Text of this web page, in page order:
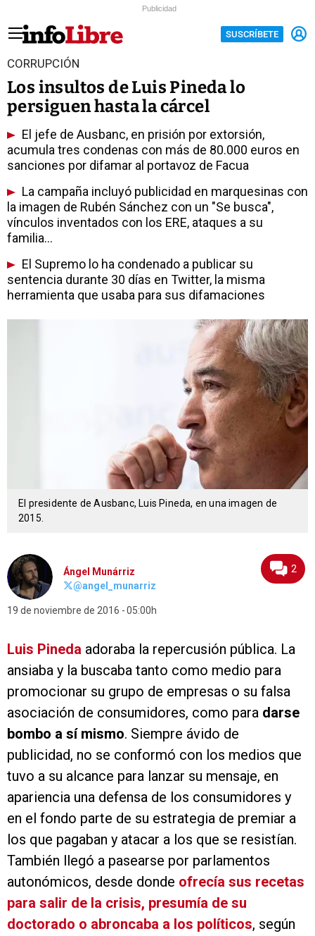
Publicidad
SUSCRÍBETE
CORRUPCIÓN
Los insultos de Luis Pineda lo
persiguen hasta la cárcel
El jefe de Ausbanc, en prisión por extorsión,
acumula tres condenas con más de 80.000 euros en
sanciones por difamar al portavoz de Facua
La campaña incluyó publicidad en marquesinas con
la imagen de Rubén Sánchez con un "Se busca",
vínculos inventados con los ERE, ataques a su
familia...
El Supremo lo ha condenado a publicar su
sentencia durante 30 días en Twitter, la misma
herramienta que usaba para sus difamaciones
El presidente de Ausbanc, Luis Pineda, en una imagen de
2015.
Ángel Munárriz
@angel_munarriz
19 de noviembre de 2016 05:00h
2
Luis Pineda adoraba la repercusión pública. La
ansiaba y la buscaba tanto como medio para
promocionar su grupo de empresas o su falsa
asociación de consumidores, como para darse
bombo a sí mismo. Siempre ávido de
publicidad, no se conformó con los medios que
tuvo a su alcance para lanzar su mensaje, en
apariencia una defensa de los consumidores y
en el fondo parte de su estrategia de premiar a
los que pagaban y atacar a los que se resistían.
También llegó a pasearse por parlamentos
autonómicos, desde donde ofrecía sus recetas
para salir de la crisis, presumía de su
doctorado o abroncaba a los políticos, según